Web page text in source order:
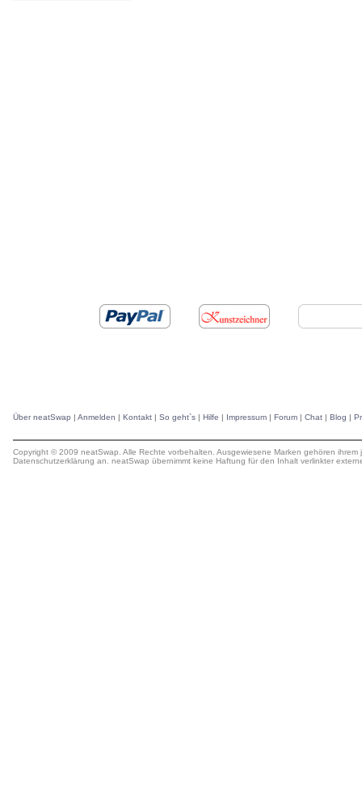
Über neatSwap | Anmelden | Kontakt | So geht`s | Hilfe | Impressum | Forum | Chat | Blog |
Copyright © 2009 neatSwap. Alle Rechte vorbehalten. Ausgewiesene Marken gehören
Datenschutzerklärung an. neatSwap übernimmt keine Haftung für den Inhalt verlinkter